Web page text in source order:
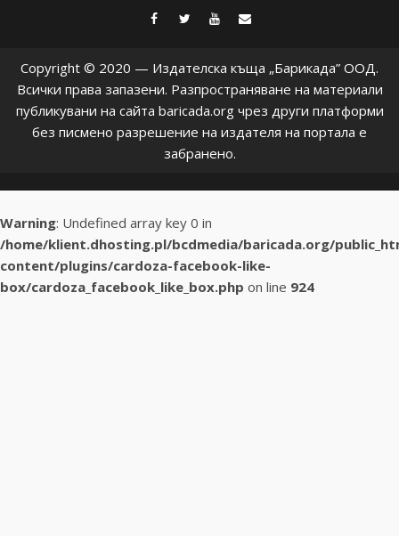
facebook
twitter
youtube
Copyright © 2020 — Издателска къща „Барикада” ООД.
Всички права запазени. Разпространяване на материали
публикувани на сайта baricada.org чрез други платформи
без писмено разрешение на издателя на портала е
забранено.
Warning: Undefined array key 0 in
/home/klient.dhosting.pl/bcdmedia/baricada.org/
content/plugins/cardoza-facebook-like-
box/cardoza_facebook_like_box.php on line 924